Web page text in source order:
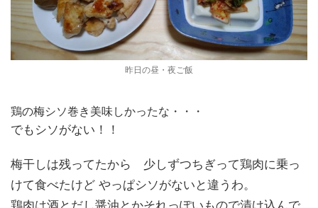
昨日の昼・夜ご飯
鶏の梅シソ巻き美味しかったな・・・
でもシソがない！！
梅干しは残ってたから 少しずつちぎって鶏肉に乗っ
けて食べたけど やっぱシソがないと違うわ。
鶏肉は酒とだし醤油とかそれっぽいもので漬け込んで